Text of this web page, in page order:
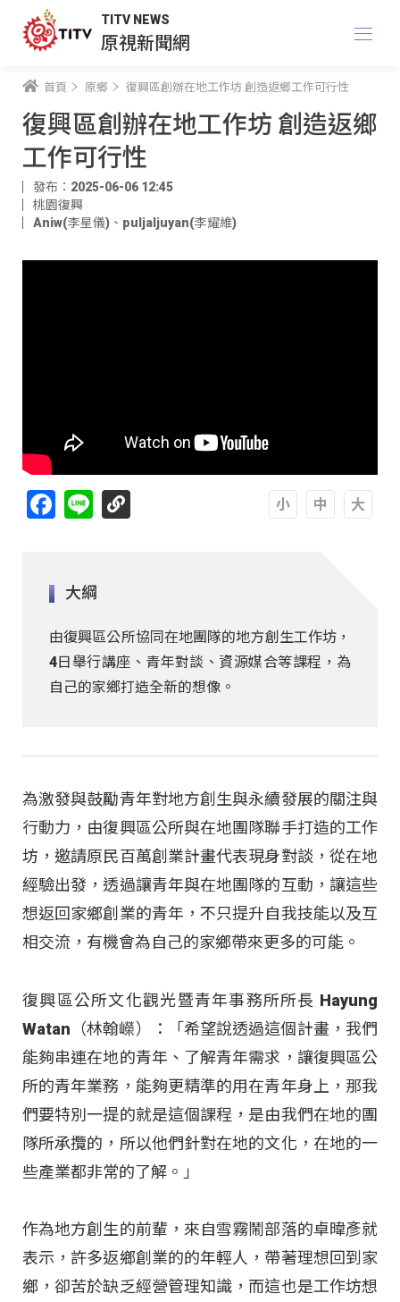
TITV NEWS
原視新聞網
首頁 原鄉 復興區創辦在地工作坊 創造返鄉工作可行性
復興區創辦在地工作坊 創造返鄉
工作可行性
發布：2025-06-06 12:45
桃園復興
Aniw(李星儀) 、 puljaljuyan(李耀維)
Facebook
Line
大綱
由復興區公所協同在地團隊的地方創生工作坊，
4日舉行講座、青年對談、資源媒合等課程，為
自己的家鄉打造全新的想像。
為激發與鼓勵青年對地方創生與永續發展的關注與
行動力，由復興區公所與在地團隊聯手打造的工作
坊，邀請原民百萬創業計畫代表現身對談，從在地
經驗出發，透過讓青年與在地團隊的互動，讓這些
想返回家鄉創業的青年，不只提升自我技能以及互
相交流，有機會為自己的家鄉帶來更多的可能。
復興區公所文化觀光暨青年事務所所長 Hayung
Watan（林翰嶸）：「希望說透過這個計畫，我們
能夠串連在地的青年、了解青年需求，讓復興區公
所的青年業務，能夠更精準的用在青年身上，那我
們要特別一提的就是這個課程，是由我們在地的團
隊所承攬的，所以他們針對在地的文化，在地的一
些產業都非常的了解。」
作為地方創生的前輩，來自雪霧鬧部落的卓暐彥就
表示，許多返鄉創業的的年輕人，帶著理想回到家
鄉，卻苦於缺乏經營管理知識，而這也是工作坊想